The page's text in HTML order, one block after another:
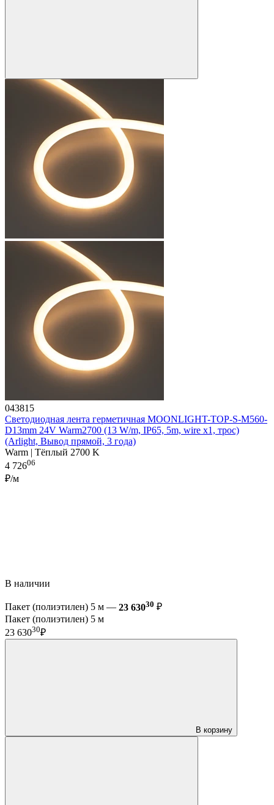
043815
Светодиодная лента герметичная MOONLIGHT-TOP-S-M560-
D13mm 24V Warm2700 (13 W/m, IP65, 5m, wire x1, трос)
(Arlight, Вывод прямой, 3 года)
Warm | Тёплый 2700 K
4 72606
₽/м
В наличии
Пакет (полиэтилен) 5 м — 23 63030 ₽
Пакет (полиэтилен) 5 м
23 63030₽
В корзину